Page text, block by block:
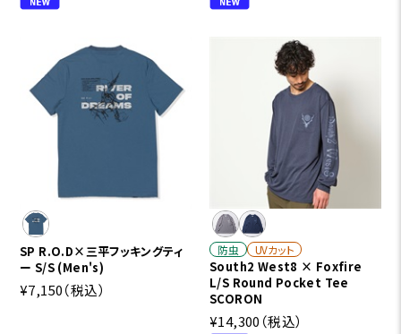
SP R.O.D×三平フッキングティ
ー S/S (Men's)
¥7,150（税込）
防虫 UVカット
South2 West8 × Foxfire
L/S Round Pocket Tee
SCORON
¥14,300 （税込）